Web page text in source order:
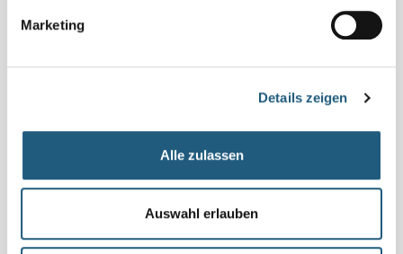
Marketing
Details zeigen
Alle zulassen
Auswahl erlauben
E-Mail
schreiben